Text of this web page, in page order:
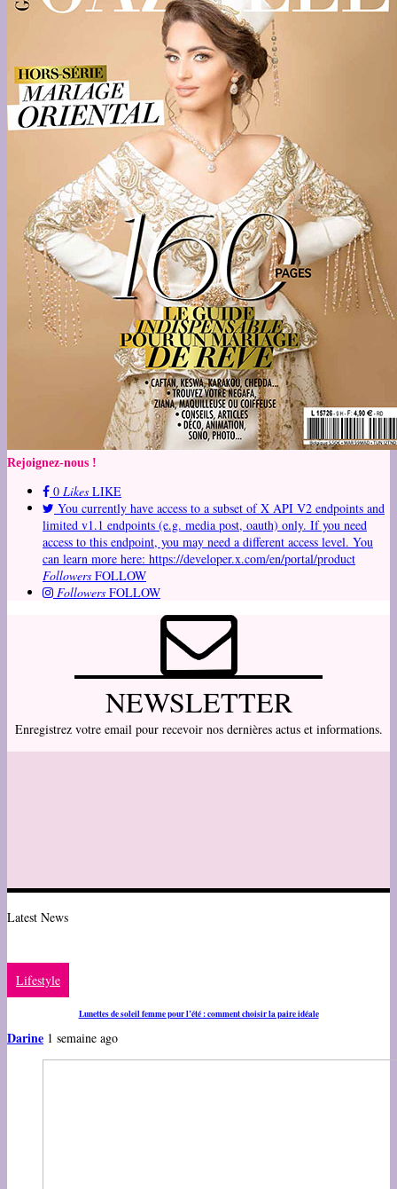
Rejoignez-nous !
0 Likes LIKE
You currently have access to a subset of X API V2 endpoints and
limited v1.1 endpoints (e.g. media post, oauth) only. If you need
access to this endpoint, you may need a different access level. You
can learn more here: https://developer.x.com/en/portal/product
Followers FOLLOW
Followers FOLLOW
NEWSLETTER
Enregistrez votre email pour recevoir nos dernières actus et informations.
Latest News
Lifestyle
Lunettes de soleil femme pour l’été : comment choisir la paire idéale
Darine 1 semaine ago